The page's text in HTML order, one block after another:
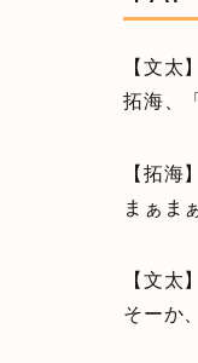
【文太】
拓海、
【拓海】
まぁま
【文太】
そーか